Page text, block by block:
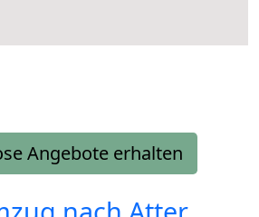
Angebote erhalten